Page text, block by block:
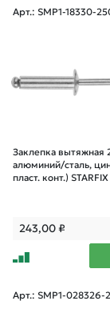
Арт.: SMP1-18330-
Заклепка вытяжная
алюминий/сталь,
пласт. конт.) STARFIX
243,00₽
Арт.: SMP1-028326-